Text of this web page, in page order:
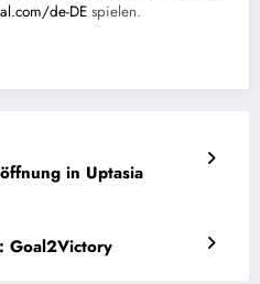
de-DE spielen.
in Uptasia
Goal2Victory